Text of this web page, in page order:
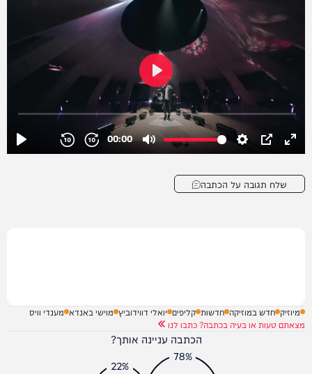
שלח תגובה על הכתבה
מיוזיק חדש במוזיקה חדשות קליפים יואלי דווידוביץ מוישי באנדא מענדי וויס
מצאתם טעות או בעיה בכתבה? כתבו לנו
הכתבה עניינה אותך?
78%
22%